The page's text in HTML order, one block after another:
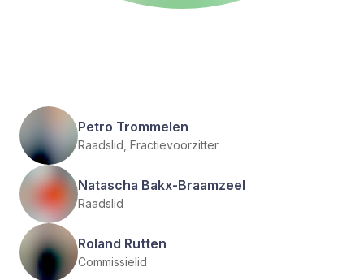
Petro Trommelen
Raadslid, Fractievoorzitter
Natascha Bakx-Braamzeel
Raadslid
Roland Rutten
Commissielid